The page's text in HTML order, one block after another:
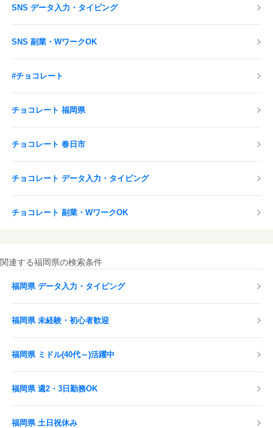
SNS データ入力・タイピング
SNS 副業・WワークOK
#チョコレート
チョコレート 福岡県
チョコレート 春日市
チョコレート データ入力・タイピング
チョコレート 副業・WワークOK
関連する福岡県の検索条件
福岡県 データ入力・タイピング
福岡県 未経験・初心者歓迎
福岡県 ミドル(40代～)活躍中
福岡県 週2・3日勤務OK
福岡県 土日祝休み